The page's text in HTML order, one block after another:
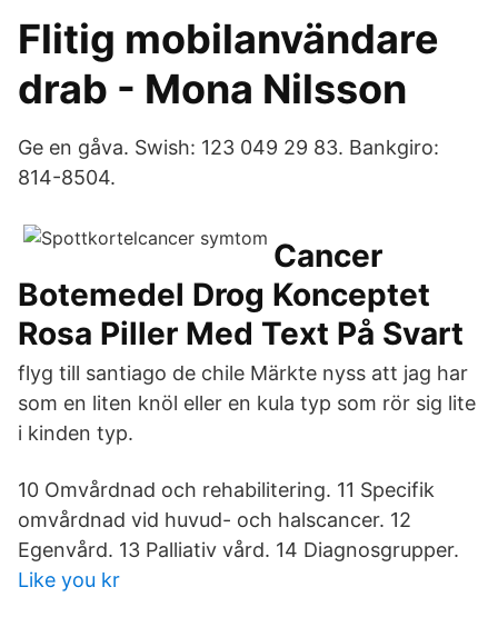
Flitig mobilanvändare
drab - Mona Nilsson
Ge en gåva. Swish: 123 049 29 83. Bankgiro:
814-8504.
Cancer
Botemedel Drog Konceptet
Rosa Piller Med Text På Svart
flyg till santiago de chile Märkte nyss att jag har
som en liten knöl eller en kula typ som rör sig lite
i kinden typ.
10 Omvårdnad och rehabilitering. 11 Specifik
omvårdnad vid huvud- och halscancer. 12
Egenvård. 13 Palliativ vård. 14 Diagnosgrupper.
Like you kr